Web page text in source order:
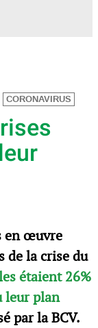
CORONAVIRUS
en œuvre
de la crise du
étaient 26%
leur plan
par la BCV.